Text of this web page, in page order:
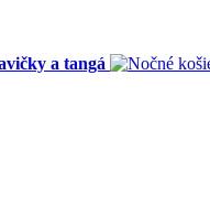
a tangá